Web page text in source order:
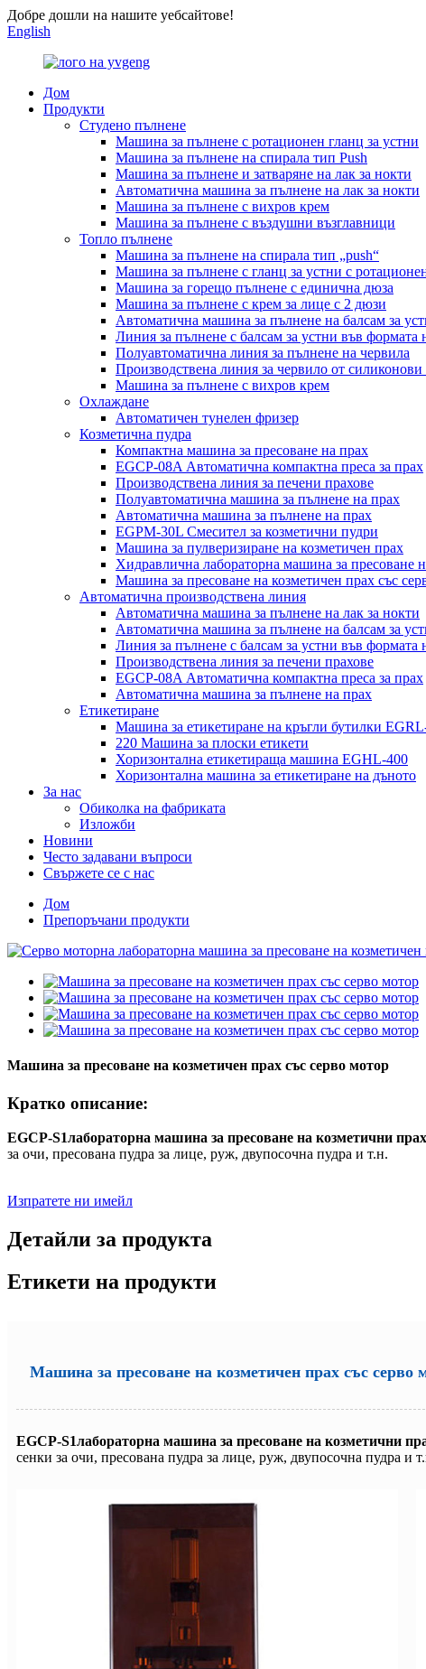
Добре дошли на нашите уебсайтове!
English
Дом
Продукти
Студено пълнене
Машина за пълнене с ротационен гланц за устни
Машина за пълнене на спирала тип Push
Машина за пълнене и затваряне на лак за нокти
Автоматична машина за пълнене на лак за нокти
Машина за пълнене с вихров крем
Машина за пълнене с въздушни възглавници
Топло пълнене
Машина за пълнене на спирала тип „push“
Машина за пълнене с гланц за устни с
Машина за горещо пълнене с единична дюза
Машина за пълнене с крем за лице с 2 дюзи
Автоматична машина за пълнене на балсам за
Линия за пълнене с балсам за устни във формата
Полуавтоматична линия за пълнене на червила
Производствена линия за червило от
Машина за пълнене с вихров крем
Охлаждане
Автоматичен тунелен фризер
Козметична пудра
Компактна машина за пресоване на прах
EGCP-08A Автоматична компактна преса за прах
Производствена линия за печени прахове
Полуавтоматична машина за пълнене на прах
Автоматична машина за пълнене на прах
EGPM-30L Смесител за козметични пудри
Машина за пулверизиране на козметичен прах
Хидравлична лабораторна машина за пресоване
Машина за пресоване на козметичен прах със
Автоматична производствена линия
Автоматична машина за пълнене на лак за нокти
Автоматична машина за пълнене на балсам за
Линия за пълнене с балсам за устни във формата
Производствена линия за печени прахове
EGCP-08A Автоматична компактна преса за прах
Автоматична машина за пълнене на прах
Етикетиране
Машина за етикетиране на кръгли бутилки
220 Машина за плоски етикети
Хоризонтална етикетираща машина EGHL-400
Хоризонтална машина за етикетиране на дъното
За нас
Обиколка на фабриката
Изложби
Новини
Често задавани въпроси
Свържете се с нас
Дом
Препоръчани продукти
Машина за пресоване на козметичен прах със серво мотор
Кратко описание:
EGCP-S1лабораторна машина за пресоване на козметични
за очи, пресована пудра за лице, руж, двупосочна пудра и т.н.
Изпратете ни имейл
Детайли за продукта
Етикети на продукти
Машина за пресоване на козметичен прах със серво
EGCP-S1лабораторна машина за пресоване на козметични
сенки за очи, пресована пудра за лице, руж, двупосочна пудра и